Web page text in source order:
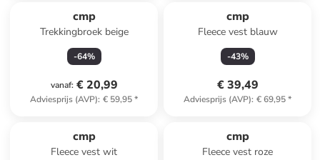
cmp
Trekkingbroek beige
-64%
vanaf: € 20,99
Adviesprijs (AVP): € 59,95*
cmp
Fleece vest blauw
-43%
€ 39,49
Adviesprijs (AVP): € 69,95*
cmp
Fleece vest wit
cmp
Fleece vest roze